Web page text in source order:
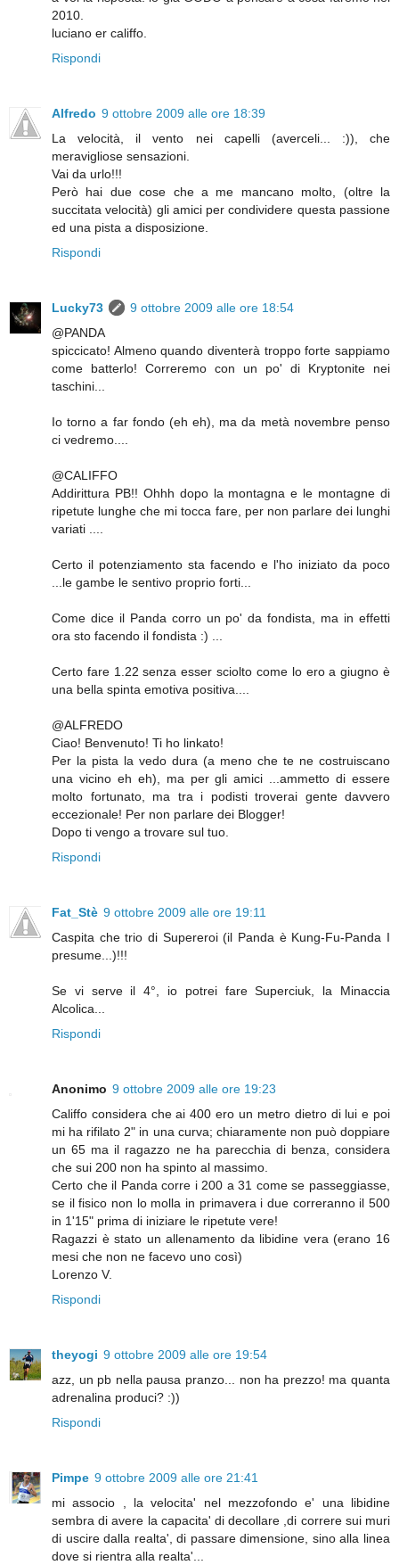
2010.
luciano er califfo.
Rispondi
Alfredo 9 ottobre 2009 alle ore 18:39
La velocità, il vento nei capelli (averceli... :)), che
meravigliose sensazioni.
Vai da urlo!!!
Però hai due cose che a me mancano molto, (oltre la
succitata velocità) gli amici per condividere questa passione
ed una pista a disposizione.
Rispondi
Lucky73
9 ottobre 2009 alle ore 18:54
@PANDA
spiccicato! Almeno quando diventerà troppo forte sappiamo
come batterlo! Correremo con un po' di Kryptonite nei
taschini...
Io torno a far fondo (eh eh), ma da metà novembre penso
ci vedremo....
@CALIFFO
Addirittura PB!! Ohhh dopo la montagna e le montagne di
ripetute lunghe che mi tocca fare, per non parlare dei lunghi
variati ....
Certo il potenziamento sta facendo e l'ho iniziato da poco
...le gambe le sentivo proprio forti...
Come dice il Panda corro un po' da fondista, ma in effetti
ora sto facendo il fondista :) ...
Certo fare 1.22 senza esser sciolto come lo ero a giugno è
una bella spinta emotiva positiva....
@ALFREDO
Ciao! Benvenuto! Ti ho linkato!
Per la pista la vedo dura (a meno che te ne costruiscano
una vicino eh eh), ma per gli amici ...ammetto di essere
molto fortunato, ma tra i podisti troverai gente davvero
eccezionale! Per non parlare dei Blogger!
Dopo ti vengo a trovare sul tuo.
Rispondi
Fat_Stè 9 ottobre 2009 alle ore 19:11
Caspita che trio di Supereroi (il Panda è Kung-Fu-Panda I
presume...)!!!
Se vi serve il 4°, io potrei fare Superciuk, la Minaccia
Alcolica...
Rispondi
Anonimo 9 ottobre 2009 alle ore 19:23
Califfo considera che ai 400 ero un metro dietro di lui e poi
mi ha rifilato 2" in una curva; chiaramente non può doppiare
un 65 ma il ragazzo ne ha parecchia di benza, considera
che sui 200 non ha spinto al massimo.
Certo che il Panda corre i 200 a 31 come se passeggiasse,
se il fisico non lo molla in primavera i due correranno il 500
in 1'15" prima di iniziare le ripetute vere!
Ragazzi è stato un allenamento da libidine vera (erano 16
mesi che non ne facevo uno così)
Lorenzo V.
Rispondi
theyogi 9 ottobre 2009 alle ore 19:54
azz, un pb nella pausa pranzo... non ha prezzo! ma quanta
adrenalina produci? :))
Rispondi
Pimpe 9 ottobre 2009 alle ore 21:41
mi associo , la velocita' nel mezzofondo e' una libidine
sembra di avere la capacita' di decollare ,di correre sui muri
di uscire dalla realta', di passare dimensione, sino alla linea
dove si rientra alla realta'...